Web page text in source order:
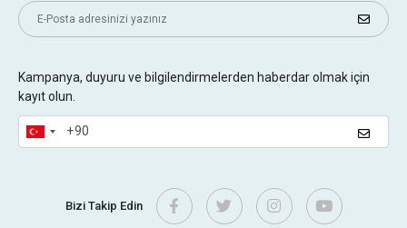
Kampanya, duyuru ve bilgilendirmelerden haberdar olmak için
kayıt olun.
Bizi Takip Edin